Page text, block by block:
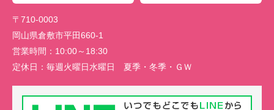
〒710-0003
岡山県倉敷市平田660-1
営業時間： 10:00～18:30
定休日： 毎週火曜日水曜日 夏季・冬季・ＧＷ